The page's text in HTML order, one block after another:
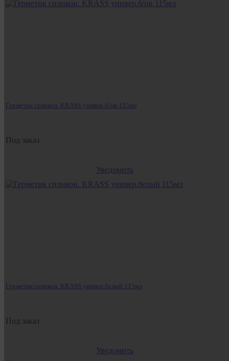
Герметик силикон. KRASS универ.б/цв 115мл
Под заказ
Уведомить
Герметик силикон. KRASS универ.белый 115мл
Под заказ
Уведомить